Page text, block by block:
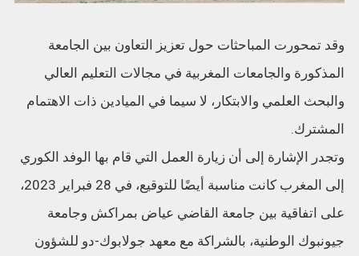
وقد تمحورت المباحثات حول تعزيز التعاون بين الجامعة
المذكورة والجامعات المغربية في مجالات التعليم العالي
والبحث العلمي والابتكار، لا سيما في الميادين ذات الاهتمام
المشترك.
وتجدر الإشارة إلى أن زيارة العمل التي قام بها الوفد الكوري
إلى المغرب كانت مناسبة أيضًا للتوقيع، في 28 فبراير 2023،
على اتفاقية بين جامعة القاضي عياض بمراكش وجامعة
جيونبوك الوطنية، بالشراكة مع معهد جولابوك-دو للشؤون